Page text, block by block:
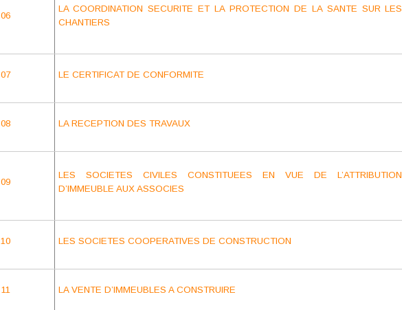
06
LA COORDINATION SECURITE ET LA PROTECTION DE LA SANTE SUR LES
CHANTIERS
07 LE CERTIFICAT DE CONFORMITE
08 LA RECEPTION DES TRAVAUX
09
LES SOCIETES CIVILES CONSTITUEES EN VUE DE L’ATTRIBUTION
D’IMMEUBLE AUX ASSOCIES
10 LES SOCIETES COOPERATIVES DE CONSTRUCTION
11 LA VENTE D’IMMEUBLES A CONSTRUIRE